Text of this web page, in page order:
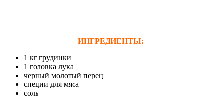
ИНГРЕДИЕНТЫ:
1 кг грудинки
1 головка лука
черный молотый перец
специи для мяса
соль